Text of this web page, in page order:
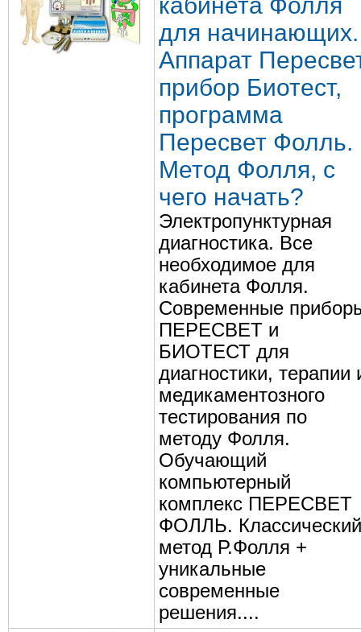
кабинета Фолля
для начинающих.
Аппарат
прибор Биотест,
программа
Пересвет Фолль.
Метод Фолля, с
чего начать?
Электропунктурная
диагностика. Все
необходимое для
кабинета Фолля.
Современные
ПЕРЕСВЕТ и
БИОТЕСТ для
диагностики, терапии
медикаментозного
тестирования по
методу Фолля.
Обучающий
компьютерный
комплекс ПЕРЕСВЕТ
ФОЛЛЬ. Классический
метод Р.Фолля +
уникальные
современные
решения....